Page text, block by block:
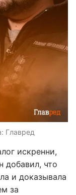
Главред
искренни,
добавил, что
и доказывала
за